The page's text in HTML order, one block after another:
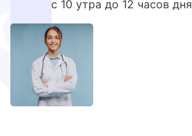
запись с 10 утра до 12 часов дня